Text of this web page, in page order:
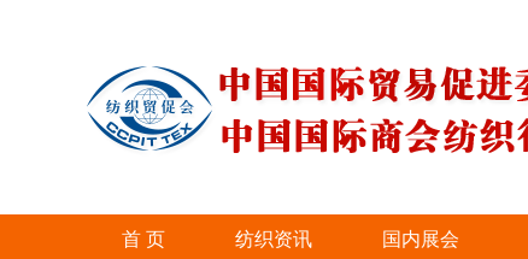
首 页 纺织资讯 国内展会